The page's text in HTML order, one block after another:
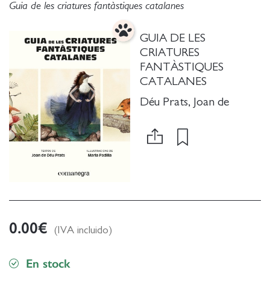
Guia de les criatures fantàstiques catalanes
GUIA DE LES
CRIATURES
FANTÀSTIQUES
CATALANES
Déu Prats, Joan de
0.00€ (IVA incluido)
En stock